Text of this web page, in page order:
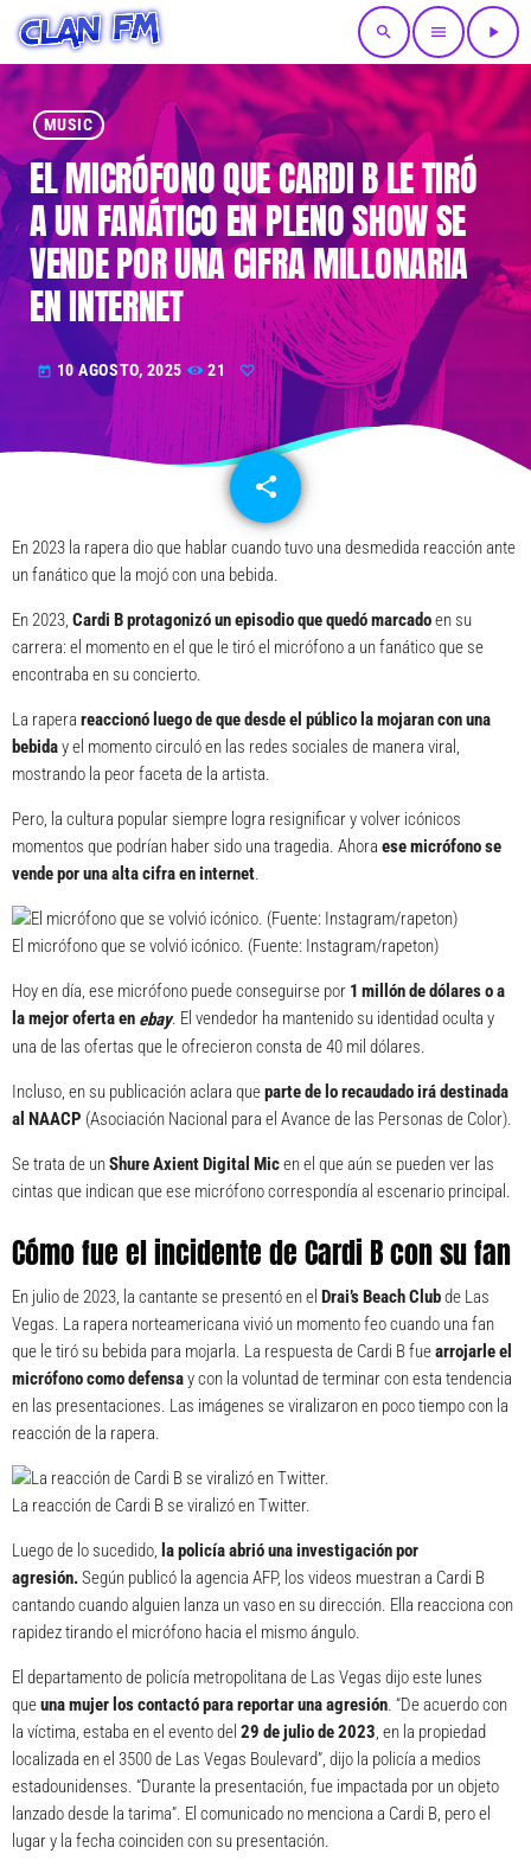
search menu play_arrow
MUSIC
EL MICRÓFONO QUE CARDI B LE TIRÓ
A UN FANÁTICO EN PLENO SHOW SE
VENDE POR UNA CIFRA MILLONARIA
EN INTERNET
today 10 AGOSTO, 2025 21
share
email
En 2023 la rapera dio que hablar cuando tuvo una desmedida reacción ante
un fanático que la mojó con una bebida.
En 2023, Cardi Bprotagonizó un episodio que quedó marcadoen su
carrera: el momento en el que le tiró el micrófono a un fanático que se
encontraba en su concierto.
La rapera reaccionó luego de que desde el público la mojaran con una
bebiday el momento circuló en las redes sociales de manera viral,
mostrando la peor faceta de la artista.
Pero, la cultura popular siempre logra resignificar y volver icónicos
momentos que podrían haber sido una tragedia. Ahora ese micrófono se
vende por una alta cifra en internet.
El micrófono que se volvió icónico. (Fuente: Instagram/rapeton)
Hoy en día, ese micrófono puede conseguirse por 1 millón de dólares o a
la mejor oferta en ebay. El vendedor ha mantenido su identidad oculta y
una de las ofertas que le ofrecieron consta de 40 mil dólares.
Incluso, en su publicación aclara queparte de lo recaudado irá destinada
al NAACP (Asociación Nacional para el Avance de las Personas de Color).
Se trata de unShure Axient Digital Micen el que aún se pueden ver las
cintas que indican que ese micrófono correspondía al escenario principal.
Cómo fue el incidente de Cardi B con su fan
En julio de 2023, la cantante se presentó en el Drai’s Beach Clubde Las
Vegas. La rapera norteamericana vivió un momento feo cuando una fan
que le tiró su bebida para mojarla. La respuesta de Cardi B fuearrojarle el
micrófono como defensay con la voluntad de terminar con esta tendencia
en las presentaciones. Las imágenes se viralizaron en poco tiempo con la
reacción de la rapera.
La reacción de Cardi B se viralizó en Twitter.
Luego de lo sucedido, la policía abrió una investigaciónpor
agresión.Según publicó la agencia AFP, los videos muestran a Cardi B
cantando cuando alguien lanza un vaso en su dirección. Ella reacciona con
rapidez tirando el micrófono hacia el mismo ángulo.
El departamento de policía metropolitana de Las Vegas dijo este lunes
queuna mujer los contactó para reportar una agresión. “De acuerdo con
la víctima, estaba en el evento del 29 de julio de 2023, en la propiedad
localizada en el 3500 de Las Vegas Boulevard”, dijo la policía a medios
estadounidenses. “Durante la presentación, fue impactada por un objeto
lanzado desde la tarima”. El comunicado no menciona a Cardi B, pero el
lugar y la fecha coinciden con su presentación.